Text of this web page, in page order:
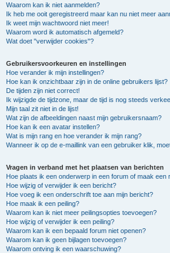
Waarom kan ik niet aanmelden?
Ik heb me ooit geregistreerd maar kan nu niet meer
Ik weet mijn wachtwoord niet meer!
Waarom word ik automatisch afgemeld?
Wat doet "verwijder cookies"?
Gebruikersvoorkeuren en instellingen
Hoe verander ik mijn instellingen?
Hoe kan ik onzichtbaar zijn in de online gebruikers lijst?
De tijden zijn niet correct!
Ik wijzigde de tijdzone, maar de tijd is nog steeds
Mijn taal zit niet in de lijst!
Wat zijn de afbeeldingen naast mijn gebruikersnaam?
Hoe kan ik een avatar instellen?
Wat is mijn rang en hoe verander ik mijn rang?
Wanneer ik op de e-maillink van een gebruiker klik,
Vragen in verband met het plaatsen van berichten
Hoe plaats ik een onderwerp in een forum of maak een
Hoe wijzig of verwijder ik een bericht?
Hoe voeg ik een onderschrift toe aan mijn bericht?
Hoe maak ik een peiling?
Waarom kan ik niet meer peilingsopties toevoegen?
Hoe wijzig of verwijder ik een peiling?
Waarom kan ik een bepaald forum niet openen?
Waarom kan ik geen bijlagen toevoegen?
Waarom ontving ik een waarschuwing?